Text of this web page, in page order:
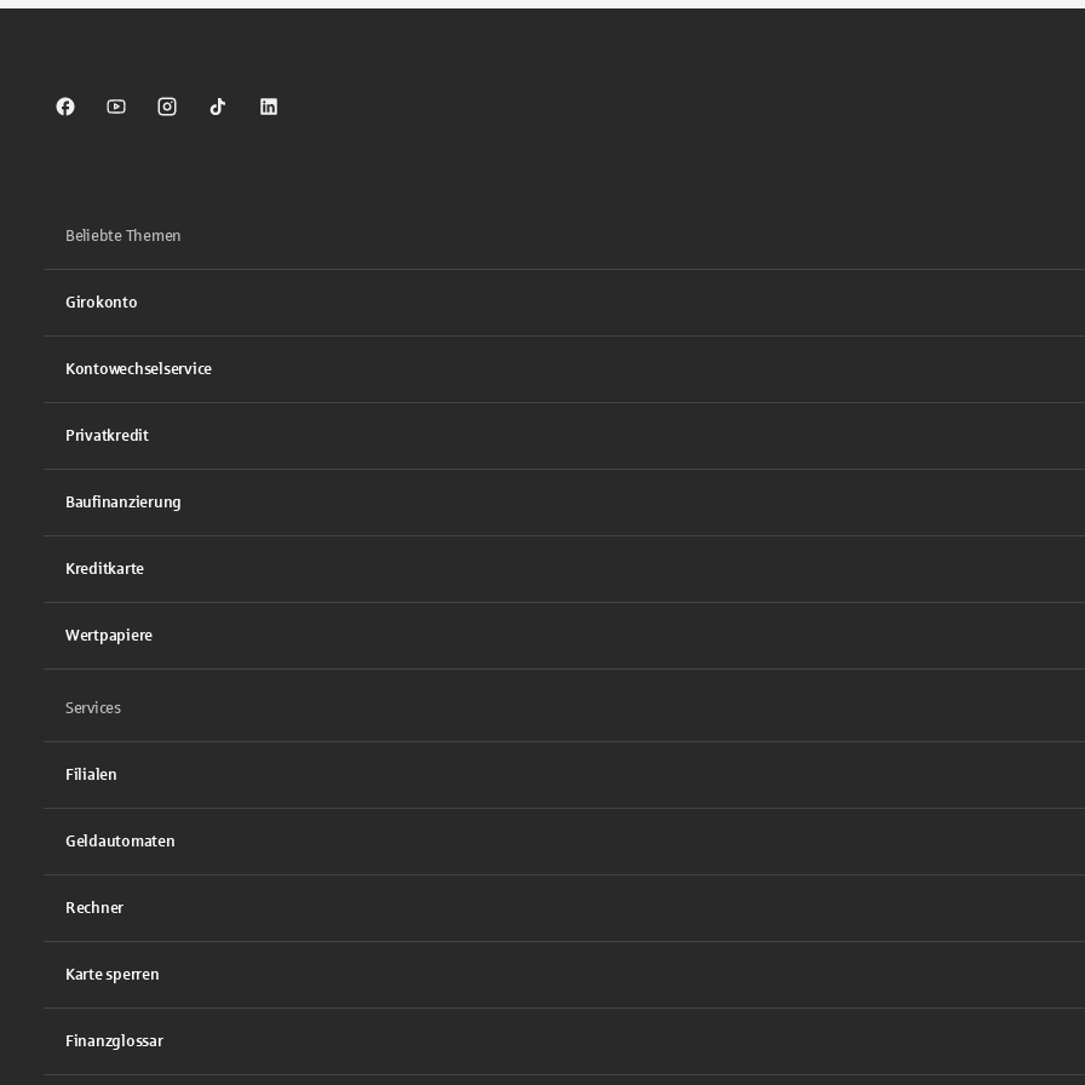
Sparkasse auf Facebook
Sparkasse auf Youtube
Sparkasse auf Instagram
Sparkasse auf TikTok
Sparkasse auf LinkedIn
Beliebte Themen
Girokonto
Kontowechselservice
Privatkredit
Baufinanzierung
Kreditkarte
Wertpapiere
Services
Filialen
Geldautomaten
Rechner
Karte sperren
Finanzglossar